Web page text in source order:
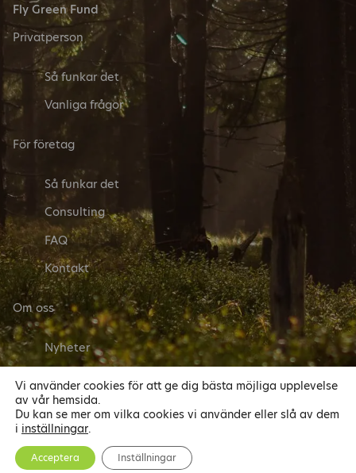
Fly Green Fund
Privatperson
Så funkar det
Vanliga frågor
För företag
Så funkar det
Consulting
FAQ
Kontakt
Om oss
Nyheter
Följ oss
Vi använder cookies för att ge dig bästa möjliga upplevelse
av vår hemsida.
Du kan se mer om vilka cookies vi använder eller slå av dem
i inställningar.
Acceptera Inställningar